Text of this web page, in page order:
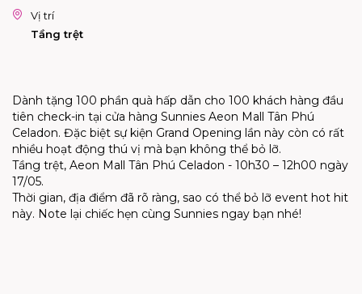
Vị trí
Tầng trệt
Dành tặng 100 phần quà hấp dẫn cho 100 khách hàng đầu
tiên check-in tại cửa hàng Sunnies Aeon Mall Tân Phú
Celadon. Đặc biệt sự kiện Grand Opening lần này còn có rất
nhiều hoạt động thú vị mà bạn không thể bỏ lỡ.
Tầng trệt, Aeon Mall Tân Phú Celadon - 10h30 – 12h00 ngày
17/05.
Thời gian, địa điểm đã rõ ràng, sao có thể bỏ lỡ event hot hit
này. Note lại chiếc hẹn cùng Sunnies ngay bạn nhé!